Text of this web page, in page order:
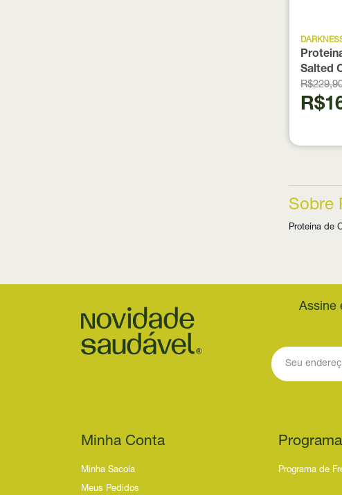
Salted
Sobre
Proteína de
Assine
Minha Conta
Minha Sacola
Meus Pedidos
Programa de